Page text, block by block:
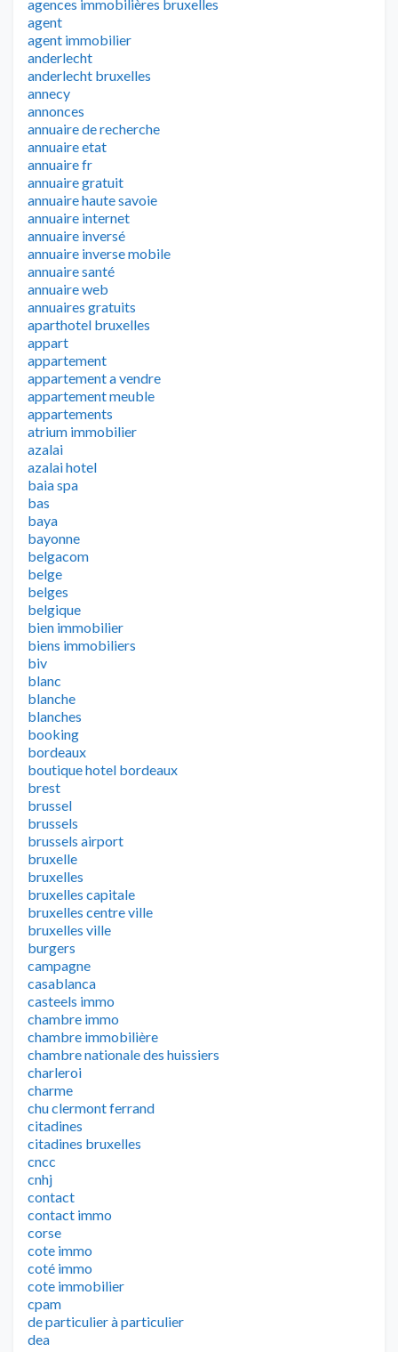
agences immobilières bruxelles
agent
agent immobilier
anderlecht
anderlecht bruxelles
annecy
annonces
annuaire de recherche
annuaire etat
annuaire fr
annuaire gratuit
annuaire haute savoie
annuaire internet
annuaire inversé
annuaire inverse mobile
annuaire santé
annuaire web
annuaires gratuits
aparthotel bruxelles
appart
appartement
appartement a vendre
appartement meuble
appartements
atrium immobilier
azalai
azalai hotel
baia spa
bas
baya
bayonne
belgacom
belge
belges
belgique
bien immobilier
biens immobiliers
biv
blanc
blanche
blanches
booking
bordeaux
boutique hotel bordeaux
brest
brussel
brussels
brussels airport
bruxelle
bruxelles
bruxelles capitale
bruxelles centre ville
bruxelles ville
burgers
campagne
casablanca
casteels immo
chambre immo
chambre immobilière
chambre nationale des huissiers
charleroi
charme
chu clermont ferrand
citadines
citadines bruxelles
cncc
cnhj
contact
contact immo
corse
cote immo
coté immo
cote immobilier
cpam
de particulier à particulier
dea